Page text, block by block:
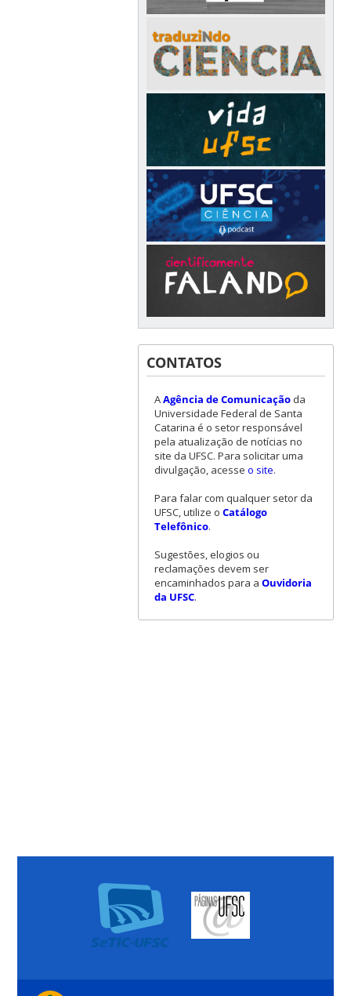
CONTATOS
AAgência de Comunicaçãoda
Universidade Federal de Santa
Catarina é o setor responsável
pela atualização de notícias no
site da UFSC. Para solicitar uma
divulgação, acesse o site.
Para falar com qualquer setor da
UFSC, utilize o Catálogo
Telefônico.
Sugestões, elogios ou
reclamações devem ser
encaminhados para a Ouvidoria
da UFSC.